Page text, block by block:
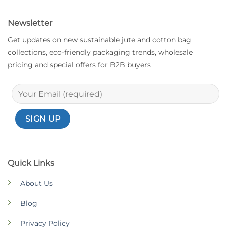
Quick Links
About Us
Blog
Privacy Policy
Newsletter
Get updates on new sustainable jute and cotton bag
collections, eco-friendly packaging trends, wholesale
pricing and special offers for B2B buyers